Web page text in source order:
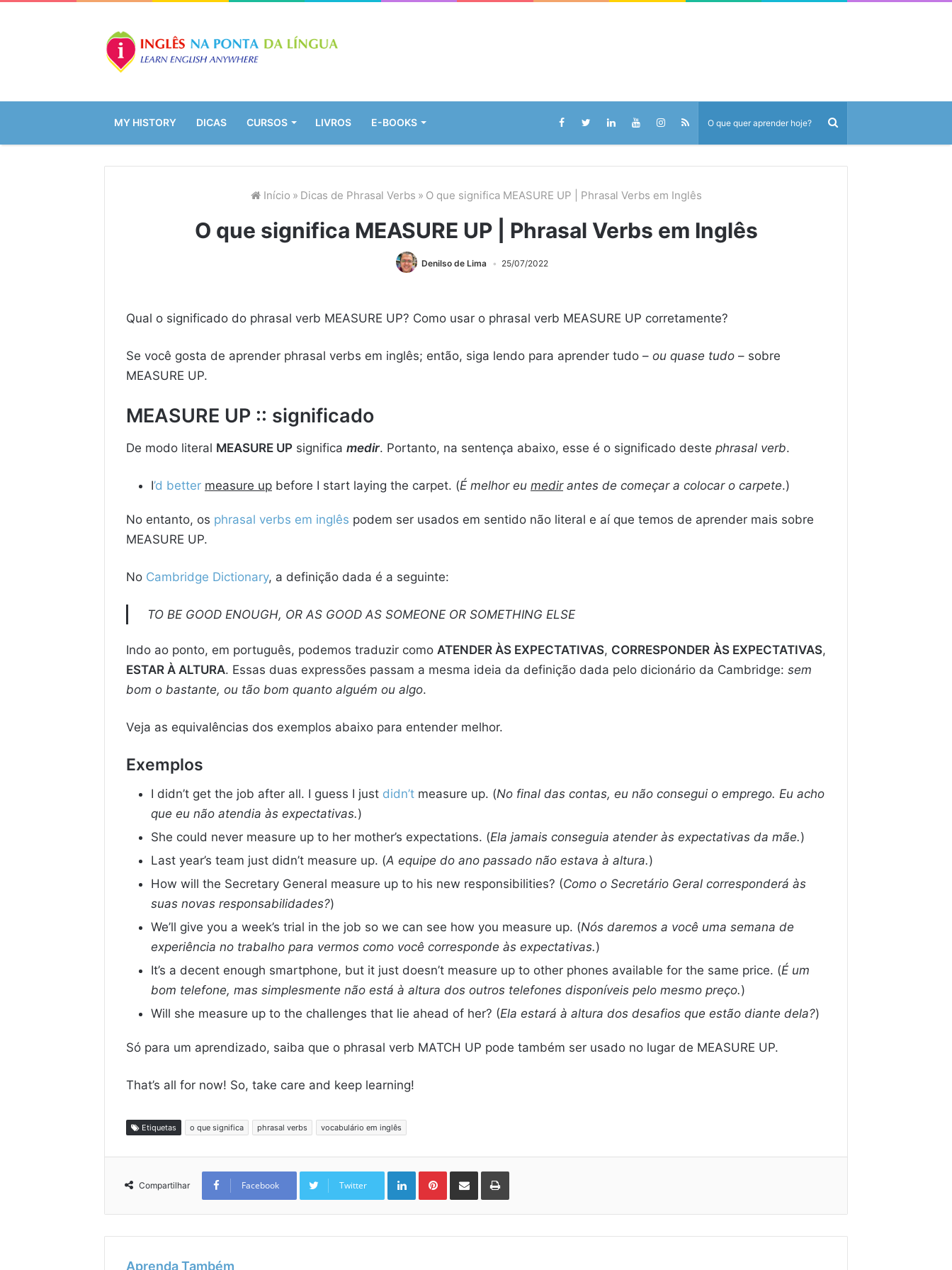
MY HISTORY DICAS CURSOS LIVROS E-BOOKS
Início » Dicas de Phrasal Verbs » O que significa MEASURE UP | Phrasal Verbs em Inglês
O que significa MEASURE UP | Phrasal Verbs em Inglês
Denilso de Lima 25/07/2022
Qual o significado do phrasal verb MEASURE UP? Como usar o phrasal verb MEASURE UP corretamente?
Se você gosta de aprender phrasal verbs em inglês; então, siga lendo para aprender tudo – ou quase tudo – sobre
MEASURE UP.
MEASURE UP :: significado
De modo literal MEASURE UP significa medir. Portanto, na sentença abaixo, esse é o significado deste phrasal verb.
I’d better measure up before I start laying the carpet. (É melhor eu medirantes de começar a colocar o carpete.)
No entanto, os phrasal verbs em inglês podem ser usados em sentido não literal e aí que temos de aprender mais sobre
MEASURE UP.
No Cambridge Dictionary, a definição dada é a seguinte:
TO BE GOOD ENOUGH, OR AS GOOD AS SOMEONE OR SOMETHING ELSE
Indo ao ponto, em português, podemos traduzir como ATENDER ÀS EXPECTATIVAS, CORRESPONDER ÀS EXPECTATIVAS,
ESTAR À ALTURA. Essas duas expressões passam a mesma ideia da definição dada pelo dicionário da Cambridge: sem
bom o bastante, ou tão bom quanto alguém ou algo.
Veja as equivalências dos exemplos abaixo para entender melhor.
Exemplos
I didn’t get the job after all. I guess I just didn’t measure up. (No final das contas, eu não consegui o emprego. Eu acho
que eu não atendia às expectativas.)
She could never measure up to her mother’s expectations. (Ela jamais conseguia atender às expectativas da mãe.)
Last year’s team just didn’t measure up. (A equipe do ano passado não estava à altura.)
How will the Secretary General measure up to his new responsibilities? (Como o Secretário Geral corresponderá às
suas novas responsabilidades?)
We’ll give you a week’s trial in the job so we can see how you measure up. (Nós daremos a você uma semana de
experiência no trabalho para vermos como você corresponde às expectativas.)
It’s a decent enough smartphone, but it just doesn’t measure up to other phones available for the same price. (É um
bom telefone, mas simplesmente não está à altura dos outros telefones disponíveis pelo mesmo preço.)
Will she measure up to the challenges that lie ahead of her? (Ela estará à altura dos desafios que estão diante dela?)
Só para um aprendizado, saiba que o phrasal verb MATCH UP pode também ser usado no lugar de MEASURE UP.
That’s all for now! So, take care and keep learning!
Etiquetas o que significa phrasal verbs vocabulário em inglês
Compartilhar Facebook Twitter
LinkedinPinterest
Compartilhar via e-mail Imprimir
Aprenda Também